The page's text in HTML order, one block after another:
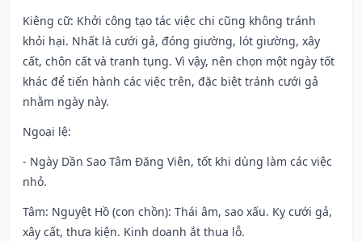
Kiêng cữ: Khởi công tạo tác việc chi cũng không tránh
khỏi hại. Nhất là cưới gả, đóng giường, lót giường, xây
cất, chôn cất và tranh tụng. Vì vậy, nên chọn một ngày tốt
khác để tiến hành các việc trên, đặc biệt tránh cưới gả
nhằm ngày này.
Ngoại lệ:
- Ngày Dần Sao Tâm Đăng Viên, tốt khi dùng làm các việc
nhỏ.
Tâm: Nguyệt Hồ (con chồn): Thái âm, sao xấu. Kỵ cưới gả,
xây cất, thưa kiện. Kinh doanh ắt thua lỗ.